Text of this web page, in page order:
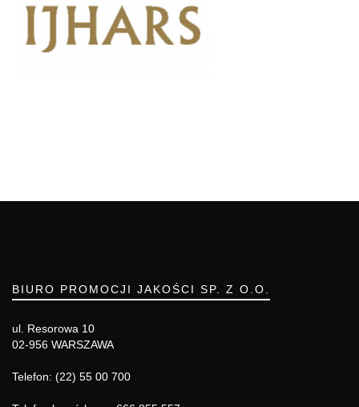
BIURO PROMOCJI JAKOŚCI SP. Z O.O.
ul. Resorowa 10
02-956 WARSZAWA
Telefon: (22) 55 00 700